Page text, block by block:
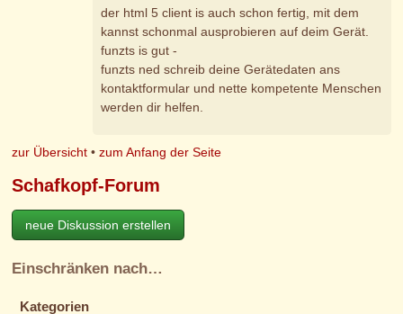
der html 5 client is auch schon fertig, mit dem
kannst schonmal ausprobieren auf deim Gerät.
funzts is gut -
funzts ned schreib deine Gerätedaten ans
kontaktformular und nette kompetente Menschen
werden dir helfen.
zur Übersicht •zum Anfang der Seite
Schafkopf-Forum
neue Diskussion erstellen
Einschränken nach…
Kategorien